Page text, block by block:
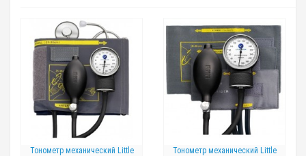
Тонометр механический Little
Тонометр механический Little